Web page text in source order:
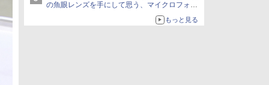
の魚眼レンズを手にして思う、マイクロフォー
もっと見る